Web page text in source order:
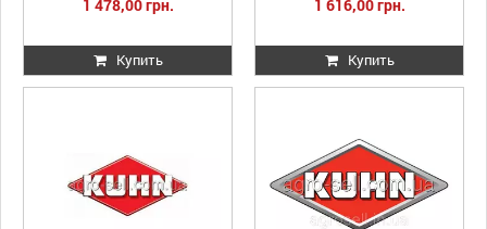
1 478,00 грн.
Купить
1 616,00 грн.
Купить